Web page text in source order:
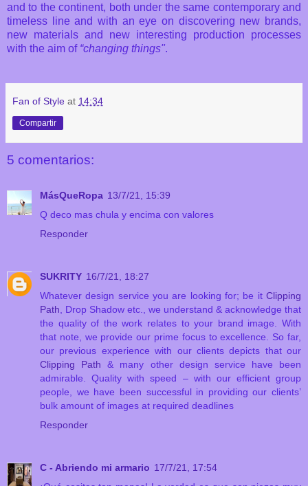
and to the continent, both under the same contemporary and
timeless line and with an eye on discovering new brands,
new materials and new interesting production processes
with the aim of “changing things".
Fan of Style at 14:34
Compartir
5 comentarios:
MásQueRopa 13/7/21, 15:39
Q deco mas chula y encima con valores
Responder
SUKRITY 16/7/21, 18:27
Whatever design service you are looking for; be it Clipping
Path , Drop Shadow etc., we understand & acknowledge that
the quality of the work relates to your brand image. With
that note, we provide our prime focus to excellence. So far,
our previous experience with our clients depicts that our
Clipping Path & many other design service have been
admirable. Quality with speed – with our efficient group
people, we have been successful in providing our clients’
bulk amount of images at required deadlines
Responder
C - Abriendo mi armario 17/7/21, 17:54